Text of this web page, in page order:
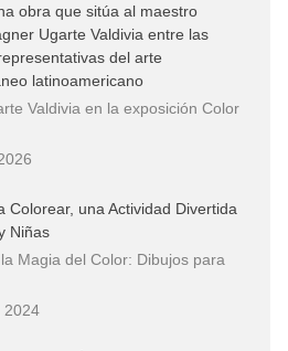
obra que sitúa al maestro
Ugarte Valdivia entre las
del arte
latinoamericano
Valdivia en la exposición Color
Colorear, una Actividad Divertida
Niñas
Magia del Color: Dibujos para
2024